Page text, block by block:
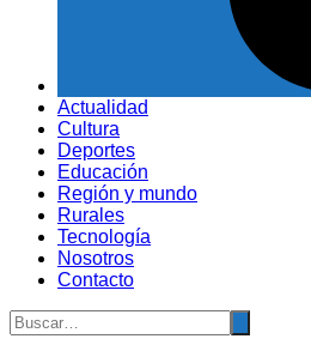
Actualidad
Cultura
Deportes
Educación
Región y mundo
Rurales
Tecnología
Nosotros
Contacto